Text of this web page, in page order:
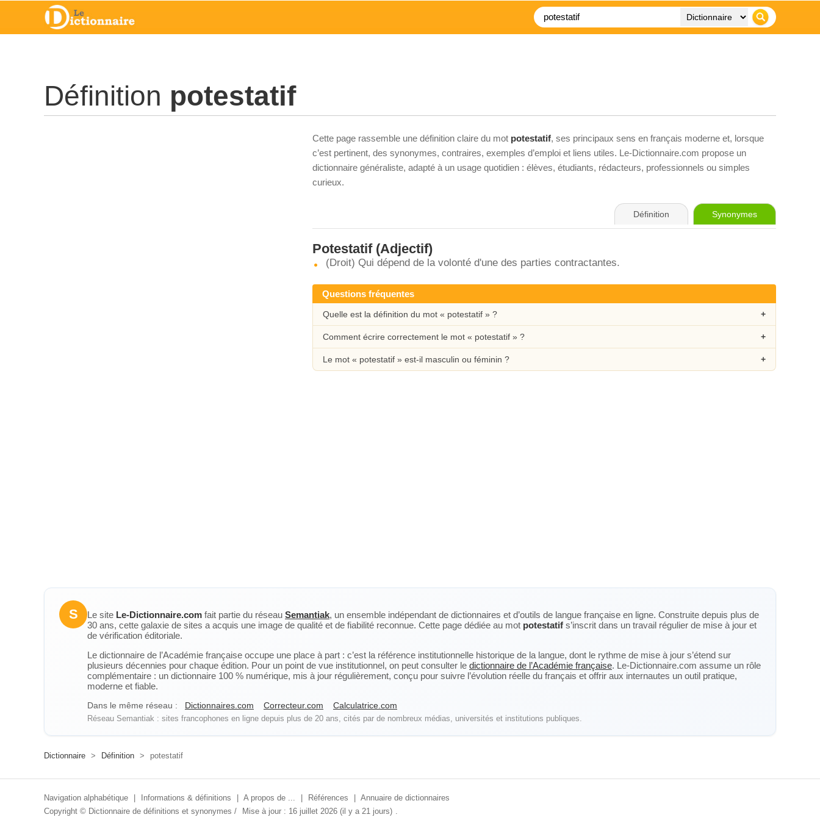
Définition potestatif
Cette page rassemble une définition claire du mot potestatif, ses principaux sens en français moderne et, lorsque
c’est pertinent, des synonymes, contraires, exemples d’emploi et liens utiles. Le-Dictionnaire.com propose un
dictionnaire généraliste, adapté à un usage quotidien : élèves, étudiants, rédacteurs, professionnels ou simples
curieux.
Définition Synonymes
Potestatif(Adjectif)
(Droit) Qui dépend de la volonté d'une des parties contractantes.
Questions fréquentes
Quelle est la définition du mot « potestatif » ?
Comment écrire correctement le mot « potestatif » ?
Le mot « potestatif » est-il masculin ou féminin ?
S Le site Le-Dictionnaire.com fait partie du réseau Semantiak, un ensemble indépendant de dictionnaires et d’outils de langue française en ligne. Construite depuis plus de
30 ans, cette galaxie de sites a acquis une image de qualité et de fiabilité reconnue. Cette page dédiée au mot potestatif s’inscrit dans un travail régulier de mise à jour et
de vérification éditoriale.
Le dictionnaire de l’Académie française occupe une place à part : c’est la référence institutionnelle historique de la langue, dont le rythme de mise à jour s’étend sur
plusieurs décennies pour chaque édition. Pour un point de vue institutionnel, on peut consulter le dictionnaire de l’Académie française. Le-Dictionnaire.com assume un rôle
complémentaire : un dictionnaire 100 % numérique, mis à jour régulièrement, conçu pour suivre l’évolution réelle du français et offrir aux internautes un outil pratique,
moderne et fiable.
Dans le même réseau : Dictionnaires.com Correcteur.com Calculatrice.com
Réseau Semantiak : sites francophones en ligne depuis plus de 20 ans, cités par de nombreux médias, universités et institutions publiques.
Dictionnaire > Définition > potestatif
Navigation alphabétique Informations & définitions A propos de ... Références
Annuaire de dictionnaires
Copyright © Dictionnaire de définitions et synonymes / Mise à jour : 16 juillet 2026 (il y a 21 jours) .